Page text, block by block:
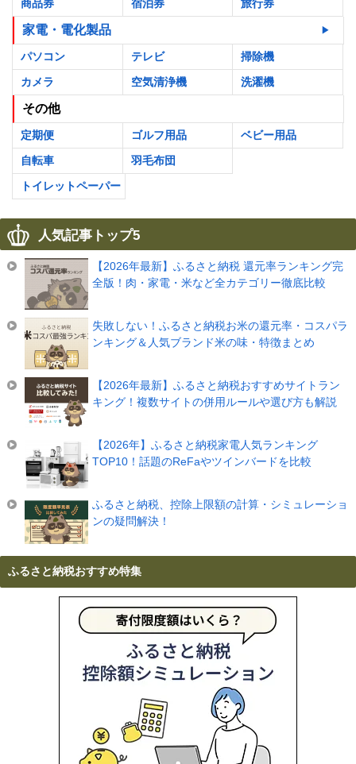
商品券 宿泊券 旅行券
家電・電化製品
パソコン テレビ
掃除機
カメラ
空気清浄機 洗濯機
その他
定期便 ゴルフ用品
ベビー用品
自転車
羽毛布団
トイレットペーパー
人気記事トップ5
【2026年最新】ふるさと納税 還元率ランキング完
全版！肉・家電・米など全カテゴリー徹底比較
失敗しない！ふるさと納税お米の還元率・コスパラ
ンキング＆人気ブランド米の味・特徴まとめ
【2026年最新】ふるさと納税おすすめサイトラン
キング！複数サイトの併用ルールや選び方も解説
【2026年】ふるさと納税家電人気ランキング
TOP10！話題のReFaやツインバードを比較
ふるさと納税、控除上限額の計算・シミュレーショ
ンの疑問解決！
ふるさと納税おすすめ特集